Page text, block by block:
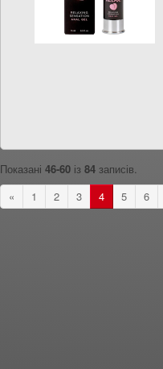
Показані 46-60 із 84 записів.
«
1 2 3 4 5 6